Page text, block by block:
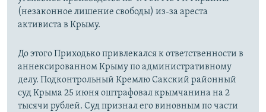
(незаконное лишение свободы) из-за ареста
активиста в Крыму.
До этого Приходько привлекался к ответственности в
аннексированном Крыму по административному
делу. Подконтрольный Кремлю Сакский районный
суд Крыма 25 июня оштрафовал крымчанина на 2
тысячи рублей. Суд признал его виновным по части